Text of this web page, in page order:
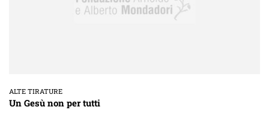
ALTE TIRATURE
Un Gesù non per tutti